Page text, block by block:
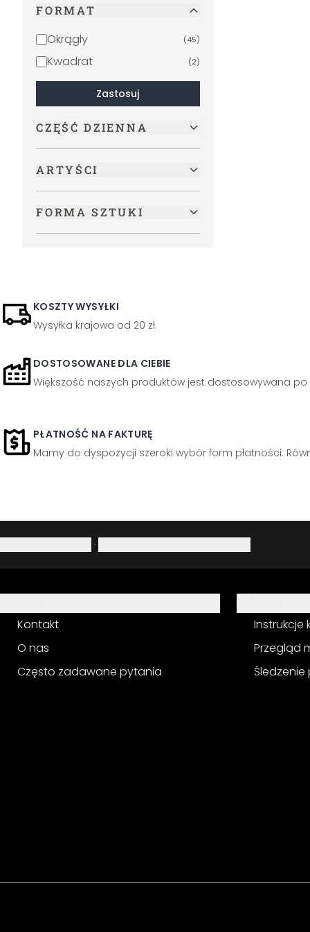
FORMAT
Okrągły (45)
Kwadrat (2)
Zastosuj
CZĘŚĆ DZIENNA
ARTYŚCI
FORMA SZTUKI
KOSZTY WYSYŁKI
Wysyłka krajowa od 20 zł.
DOSTOSOWANE DLA CIEBIE
Większość naszych produktów jest dostosowywana
PŁATNOŚĆ NA FAKTURĘ
Mamy do dyspozycji szeroki wybór form płatności.
·
Kontakt
O nas
Często zadawane pytania
Instrukcje
Przegląd
Śledzenie